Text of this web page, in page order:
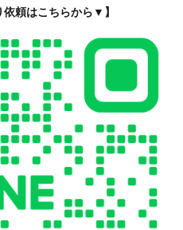
依頼はこちらから▼】